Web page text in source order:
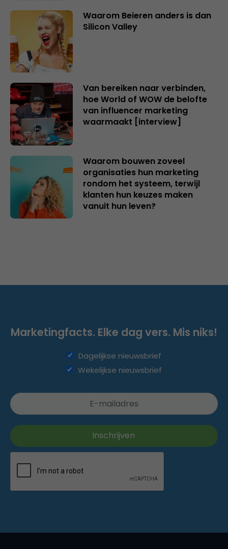
Waarom Beieren anders is dan
Silicon Valley
Van bereiken naar verbinden,
hoe World of WOW de belofte
van influencer marketing
waarmaakt [interview]
Waarom bouwen zoveel
organisaties hun marketing
rondom het systeem, terwijl
klanten hun keuzes maken
vanuit hun leven?
Marketingfacts. Elke dag vers. Mis niks!
Dagelijkse nieuwsbrief
Wekelijkse nieuwsbrief